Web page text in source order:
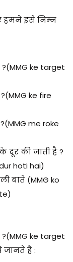
हमने इसे निम्न
ke target
ke fire
me roke
दूर की जाती है ?
hoti hai)
बाते (MMG ko
ke target
जानते है :